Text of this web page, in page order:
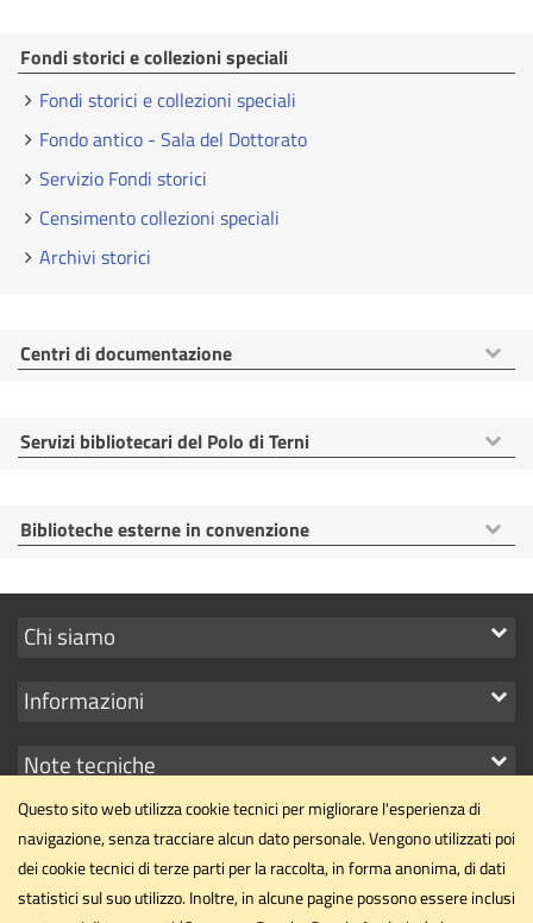
Fondi storici e collezioni speciali
Fondi storici e collezioni speciali
Fondo antico - Sala del Dottorato
Servizio Fondi storici
Censimento collezioni speciali
Archivi storici
Mostra
voci
Centri di documentazione
Mostra
voci
Servizi bibliotecari del Polo di Terni
Mostra
voci
Biblioteche esterne in convenzione
Mostra
link
Chi siamo
Mostra
link
Informazioni
Mostra
i
link
Note tecniche
Questo sito web utilizza cookie tecnici per migliorare l'esperienza di
navigazione, senza tracciare alcun dato personale. Vengono utilizzati poi
dei cookie tecnici di terze parti per la raccolta, in forma anonima, di dati
statistici sul suo utilizzo. Inoltre, in alcune pagine possono essere inclusi